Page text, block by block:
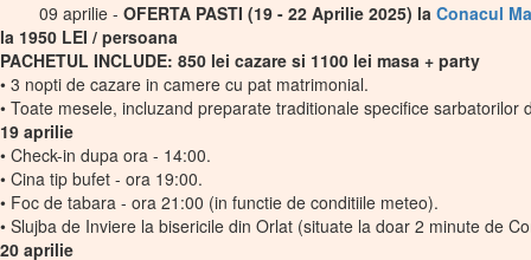
09 aprilie - OFERTA PASTI (19 - 22 Aprilie 2025) la Conacul
la 1950 LEI / persoana
PACHETUL INCLUDE: 850 lei cazare si 1100 lei masa + party
• 3 nopti de cazare in camere cu pat matrimonial.
• Toate mesele, incluzand preparate traditionale specifice sarbatorilor
19 aprilie
• Check-in dupa ora - 14:00.
• Cina tip bufet - ora 19:00.
• Foc de tabara - ora 21:00 (in functie de conditiile meteo).
• Slujba de Inviere la bisericile din Orlat (situate la doar 2 minute de
20 aprilie